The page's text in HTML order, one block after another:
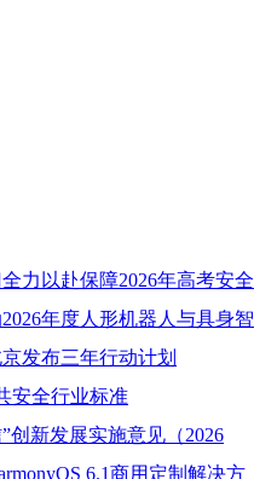
力以赴保障2026年高考安全
年度人形机器人与具身智
发布三年行动计划
安全行业标准
创新发展实施意见（2026
6.1商用定制解决方